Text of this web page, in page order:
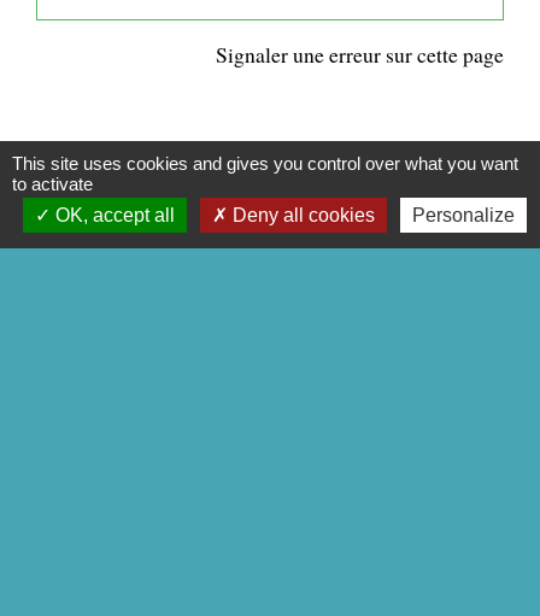
Signaler une erreur sur cette page
CONTACTS
Commune de Mittainville
This site uses cookies and gives you control over what you want
to activate
OK, accept all
Deny all cookies Personalize